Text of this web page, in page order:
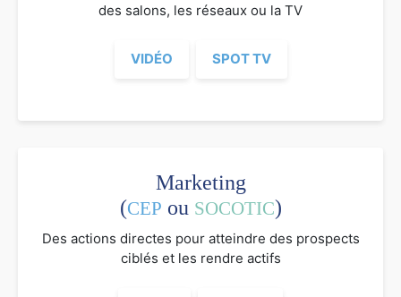
des salons, les réseaux ou la TV
VIDÉO SPOT TV
Marketing
(CEP ou SOCOTIC)
Des actions directes pour atteindre des prospects
ciblés et les rendre actifs